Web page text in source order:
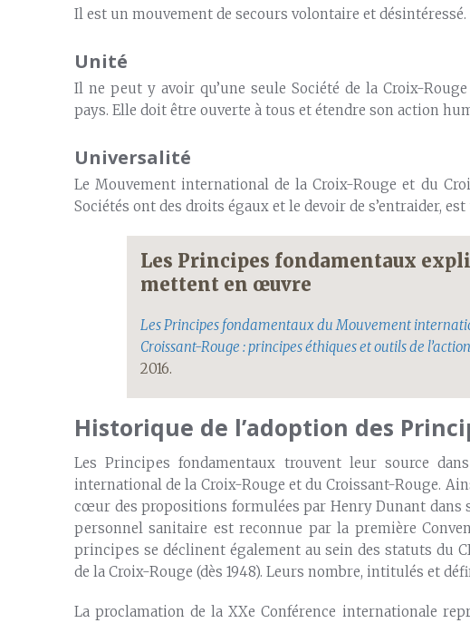
Il est un mouvement de secours volontaire et désintéressé.
Unité
Il ne peut y avoir qu’une seule Société de la Croix-
pays. Elle doit être ouverte à tous et étendre son action
Universalité
Le Mouvement international de la Croix-Rouge et du
Sociétés ont des droits égaux et le devoir de s’entraider,
Les Principes fondamentaux
mettent en œuvre
Les Principes fondamentaux du Mouvement
Croissant-Rouge : principes éthiques et outils de
2016.
Historique de l’adoption des
Les Principes fondamentaux trouvent leur source
international de la Croix-Rouge et du Croissant-Rouge.
cœur des propositions formulées par Henry Dunant dans
personnel sanitaire est reconnue par la première
principes se déclinent également au sein des statuts du
de la Croix-Rouge (dès 1948). Leurs nombre, intitulés et
La proclamation de la XXe Conférence internationale